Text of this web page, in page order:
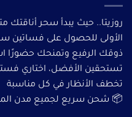
روزيتا.. حيث يبدأ سحر أناقتك
الأولى للحصول على فساتين
ذوقك الرفيع وتمنحك حضورًا
تستحقين الأفضل، اختاري
تخطف الأنظار في كل مناسبة
📦 شحن سريع لجميع مدن